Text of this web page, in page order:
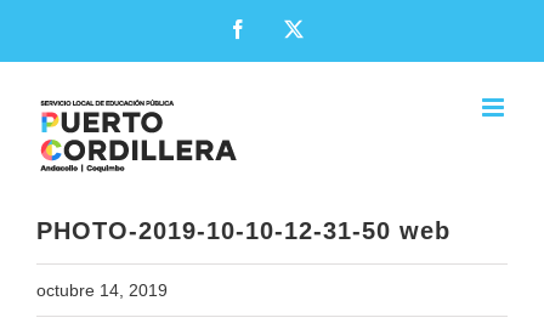
Facebook
PHOTO-2019-10-10-12-31-50 web
octubre 14, 2019